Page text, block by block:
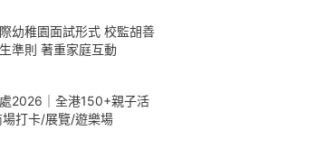
幼稚園面試形式 校監胡善
準則 著重家庭互動
2026｜全港150+親子活
打卡/展覽/遊樂場